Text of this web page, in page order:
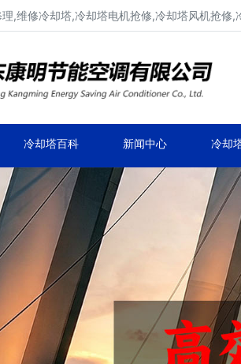
,维修冷却塔,冷却塔电机抢修,冷却塔风机抢修
冷却塔百科 新闻中心 冷却